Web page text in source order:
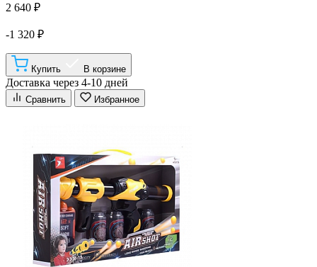
2 640 ₽
-1 320 ₽
Купить В корзине
Доставка через 4-10 дней
Сравнить Избранное